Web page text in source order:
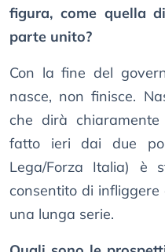
figura, come quella
parte unito?
Con la fine del
nasce, non finisce.
che dirà
fatto ieri dai due
Lega/Forza Italia) è
consentito di infliggere
una lunga serie.